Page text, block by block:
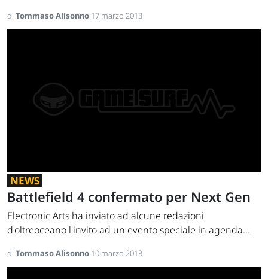
di Tommaso Alisonno 17 marzo 2013
NEWS
Battlefield 4 confermato per Next Gen
Electronic Arts ha inviato ad alcune redazioni
d'oltreoceano l'invito ad un evento speciale in agenda...
di Tommaso Alisonno 10 marzo 2013